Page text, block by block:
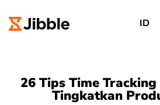
ID
26 Tips Time
Tingkatkan